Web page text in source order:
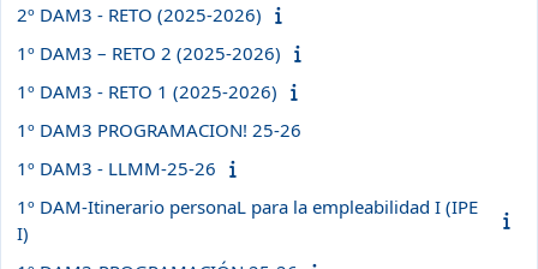
2º DAM3 - RETO (2025-2026)
1º DAM3 – RETO 2 (2025-2026)
1º DAM3 - RETO 1 (2025-2026)
1º DAM3 PROGRAMACION! 25-26
1º DAM3 - LLMM-25-26
1º DAM-Itinerario personaL para la empleabilidad I (IPE
I)